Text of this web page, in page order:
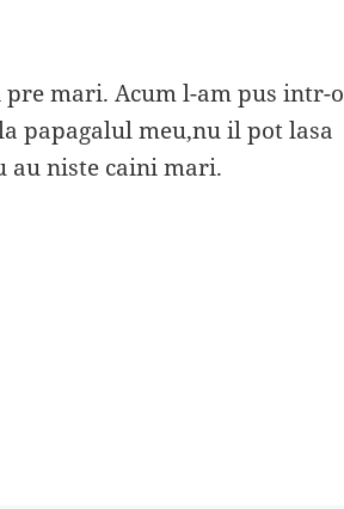
mari. Acum l-am pus intr-o
papagalul meu,nu il pot lasa
au niste caini mari.